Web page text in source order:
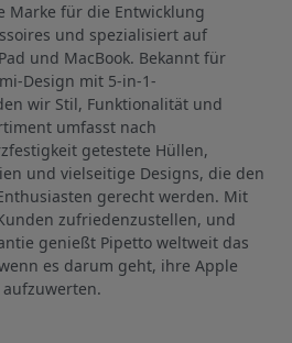
Marke für die Entwicklung
und spezialisiert auf
und MacBook. Bekannt für
Design mit 5-in-1-
wir Stil, Funktionalität und
umfasst nach
getestete Hüllen,
und vielseitige Designs, die den
gerecht werden. Mit
zufriedenzustellen, und
genießt Pipetto weltweit das
es darum geht, ihre Apple